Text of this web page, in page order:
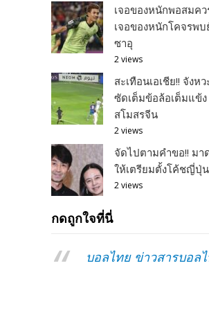
เจอของหนักพอสมคว
เจอของหนักโคจรพ
ซาอุ
2 views
สะเทือนเอเชีย!! จัง
ซัดเต็มข้อล้อเต็มแข้
สโมสรจีน
2 views
จัดไปตามคำขอ!! มา
ให้เตรียมตั้งโค้ชญี่ปุ่
2 views
กดถูกใจที่นี่
บอลไทย ข่าวสารบอล